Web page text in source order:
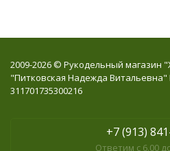
2009-2026 © Рукодельный магазин
"Питковская Надежда Витальевна"
311701735300216
+7 (913)
Ответим с 6.00